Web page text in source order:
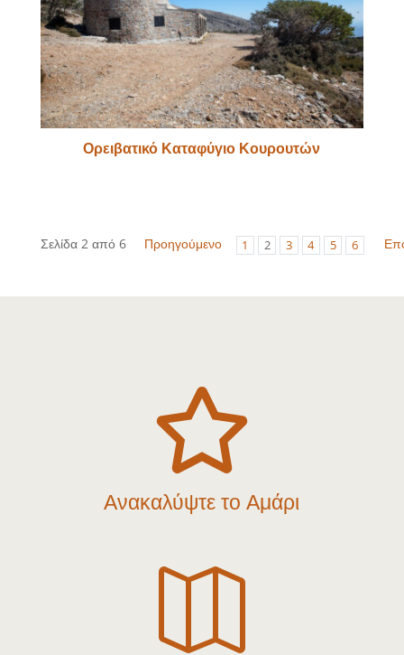
Ορειβατικό Καταφύγιο Κουρουτών
Σελίδα 2 από 6 Προηγούμενο 1 2 3 4 5 6

Ανακαλύψτε το Αμάρι
